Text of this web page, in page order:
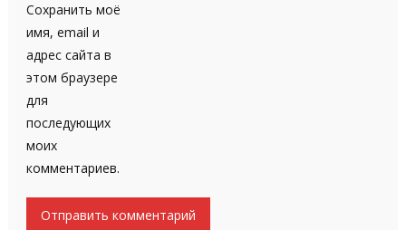
Сохранить моё
имя, email и
адрес сайта в
этом браузере
для
последующих
моих
комментариев.